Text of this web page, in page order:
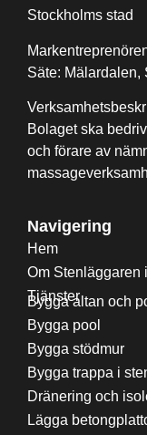
Stockholms stad
Säte: Mälardalen,
Bolaget ska
och förare av
Navigering
Hem
Om Stenläggaren
Tjänster
Bygga altan och
Bygga pool
Bygga stödmur
Bygga trappa i
Dränering och
Lägga